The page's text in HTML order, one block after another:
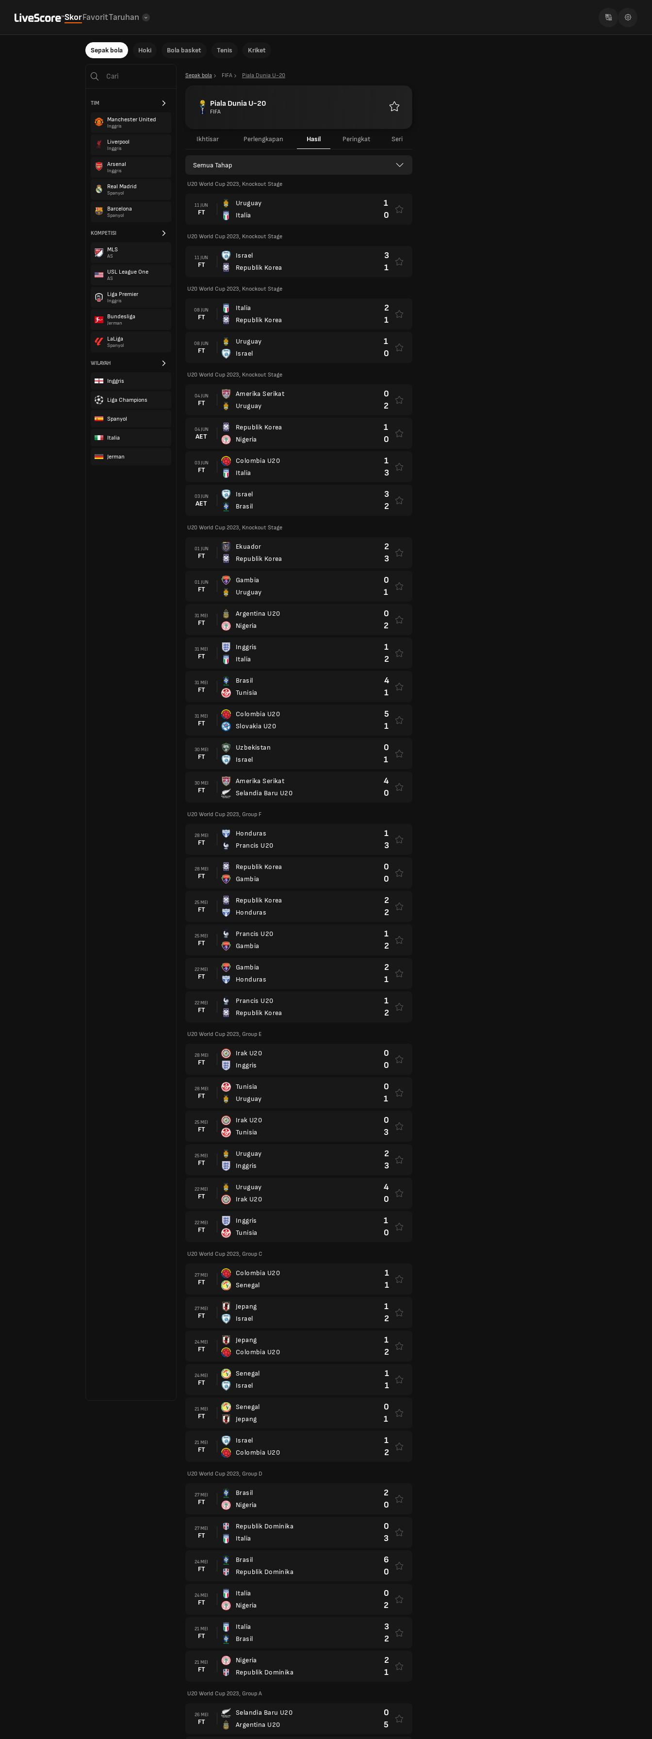
SkorFavoritTaruhan
Sepak bola Hoki Bola basket Tenis Kriket
TIM
Manchester United
Inggris
Liverpool
Inggris
Arsenal
Inggris
Real Madrid
Spanyol
Barcelona
Spanyol
KOMPETISI
MLS
AS
USL League One
AS
Liga Premier
Inggris
Bundesliga
Jerman
LaLiga
Spanyol
WILAYAH
Inggris
Liga Champions
Spanyol
Italia
Jerman
Sepak bola FIFA Piala Dunia U-20
Piala Dunia U-20
FIFA
Ikhtisar Perlengkapan Hasil Peringkat Seri
Semua Tahap
U20 World Cup 2023, Knockout Stage
11 JUN
FT
Uruguay
Italia
1
0
U20 World Cup 2023, Knockout Stage
11 JUN
FT
Israel
Republik Korea
3
1
U20 World Cup 2023, Knockout Stage
08 JUN
FT
Italia
Republik Korea
2
1
08 JUN
FT
Uruguay
Israel
1
0
U20 World Cup 2023, Knockout Stage
04 JUN
FT
Amerika Serikat
Uruguay
0
2
04 JUN
AET
Republik Korea
Nigeria
1
0
03 JUN
FT
Colombia U20
Italia
1
3
03 JUN
AET
Israel
Brasil
3
2
U20 World Cup 2023, Knockout Stage
01 JUN
FT
Ekuador
Republik Korea
2
3
01 JUN
FT
Gambia
Uruguay
0
1
31 MEI
FT
Argentina U20
Nigeria
0
2
31 MEI
FT
Inggris
Italia
1
2
31 MEI
FT
Brasil
Tunisia
4
1
31 MEI
FT
Colombia U20
Slovakia U20
5
1
30 MEI
FT
Uzbekistan
Israel
0
1
30 MEI
FT
Amerika Serikat
Selandia Baru U20
4
0
U20 World Cup 2023, Group F
28 MEI
FT
Honduras
Prancis U20
1
3
28 MEI
FT
Republik Korea
Gambia
0
0
25 MEI
FT
Republik Korea
Honduras
2
2
25 MEI
FT
Prancis U20
Gambia
1
2
22 MEI
FT
Gambia
Honduras
2
1
22 MEI
FT
Prancis U20
Republik Korea
1
2
U20 World Cup 2023, Group E
28 MEI
FT
Irak U20
Inggris
0
0
28 MEI
FT
Tunisia
Uruguay
0
1
25 MEI
FT
Irak U20
Tunisia
0
3
25 MEI
FT
Uruguay
Inggris
2
3
22 MEI
FT
Uruguay
Irak U20
4
0
22 MEI
FT
Inggris
Tunisia
1
0
U20 World Cup 2023, Group C
27 MEI
FT
Colombia U20
Senegal
1
1
27 MEI
FT
Jepang
Israel
1
2
24 MEI
FT
Jepang
Colombia U20
1
2
24 MEI
FT
Senegal
Israel
1
1
21 MEI
FT
Senegal
Jepang
0
1
21 MEI
FT
Israel
Colombia U20
1
2
U20 World Cup 2023, Group D
27 MEI
FT
Brasil
Nigeria
2
0
27 MEI
FT
Republik Dominika
Italia
0
3
24 MEI
FT
Brasil
Republik Dominika
6
0
24 MEI
FT
Italia
Nigeria
0
2
21 MEI
FT
Italia
Brasil
3
2
21 MEI
FT
Nigeria
Republik Dominika
2
1
U20 World Cup 2023, Group A
26 MEI
FT
Selandia Baru U20
Argentina U20
0
5